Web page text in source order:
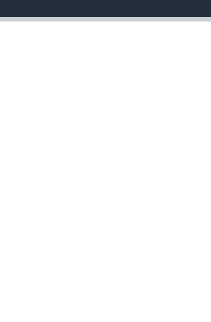
ရန်